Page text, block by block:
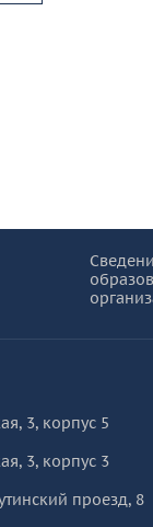
3, корпус 5
3, корпус 3
проезд, 8